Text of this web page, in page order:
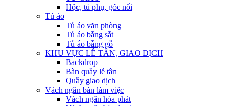
Hộc, tủ phụ, góc nối
Tủ áo
Tủ áo văn phòng
Tủ áo bằng sắt
Tủ áo bằng gỗ
KHU VỰC LỄ TÂN, GIAO DỊCH
Backdrop
Bàn quầy lễ tân
Quầy giao dịch
Vách ngăn bàn làm việc
Vách ngăn hòa phát